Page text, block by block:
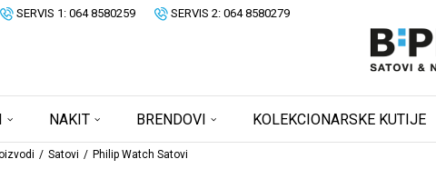
SERVIS 1: 064 8580259 SERVIS 2: 064 8580279
NAKIT BRENDOVI KOLEKCIONARSKE KUTIJE
Satovi Philip Watch Satovi